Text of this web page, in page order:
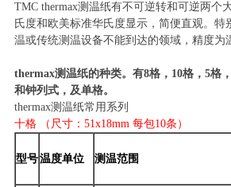
TMC thermax测温纸有不可逆转和可逆两个
氏度和欧美标准华氏度显示，简便直观。特
温或传统测温设备不能到达的领域，精度为
thermax测温纸的种类。有8格，10格，5格
和钟列式，及单格。
thermax测温纸常用系列
十格 （尺寸：51x18mm 每包10条）
型号温度单位 测温范围